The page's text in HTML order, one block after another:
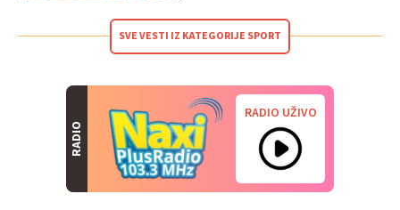
SVE VESTI IZ KATEGORIJE SPORT
RADIO
RADIO UŽIVO